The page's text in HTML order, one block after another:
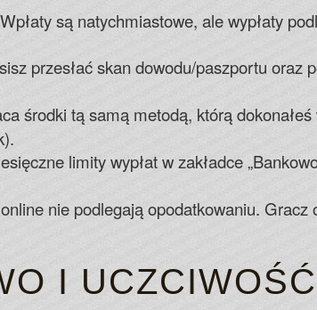
są natychmiastowe, ale wypłaty
przesłać skan dowodu/paszportu oraz
środki tą samą metodą, którą
limity wypłat w zakładce
nie podlegają opodatkowaniu. Gracz
I